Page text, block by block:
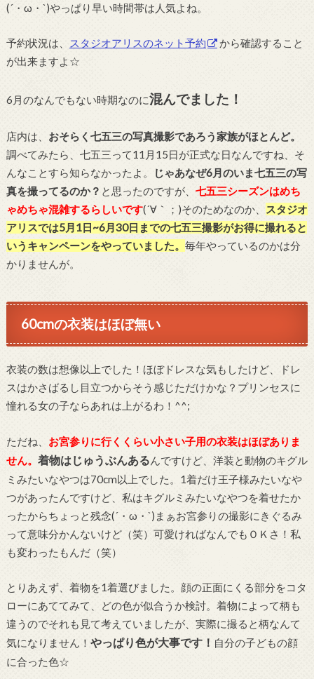
(´・ω・`)やっぱり早い時間帯は人気よね。
予約状況は、 スタジオアリスのネット予約
から確認すること
が出来ますよ☆
6月のなんでもない時期なのに混んでました！
店内は、 おそらく七五三の写真撮影であろう家族がほとんど。
調べてみたら、七五三って11月15日が正式な日なんですね、そ
んなことすら知らなかったよ。
じゃあなぜ6月のいま七五三の写
真を撮ってるのか？ と思ったのですが、 七五三シーズンはめち
ゃめちゃ混雑するらしいです(´∀｀；)そのためなのか、
スタジオ
アリスでは5月1日~6月30日までの七五三撮影がお得に撮れると
いうキャンペーンをやっていました。 毎年やっているのかは分
かりませんが。
60cmの衣装はほぼ無い
衣装の数は想像以上でした！ほぼドレスな気もしたけど、ドレ
スはかさばるし目立つからそう感じただけかな？プリンセスに
憧れる女の子ならあれは上がるわ！^^;
ただね、 お宮参りに行くくらい小さい子用の衣装はほぼありま
せん。 着物はじゅうぶんあるんですけど、洋装と動物のキグル
ミみたいなやつは70cm以上でした。1着だけ王子様みたいなや
つがあったんですけど、私はキグルミみたいなやつを着せたか
ったからちょっと残念(´・ω・`)まぁお宮参りの撮影にきぐるみ
って意味分かんないけど（笑）可愛ければなんでもＯＫさ！私
も変わったもんだ（笑）
とりあえず、着物を1着選びました。顔の正面にくる部分をコタ
ローにあててみて、どの色が似合うか検討。着物によって柄も
違うのでそれも見て考えていましたが、実際に撮ると柄なんて
気になりません！ やっぱり色が大事です！ 自分の子どもの顔
に合った色☆